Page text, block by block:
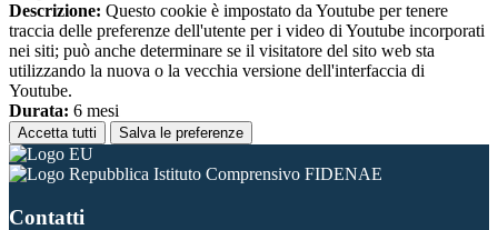
Descrizione: Questo cookie è impostato da Youtube per tenere
traccia delle preferenze dell'utente per i video di Youtube incorporati
nei siti; può anche determinare se il visitatore del sito web sta
utilizzando la nuova o la vecchia versione dell'interfaccia di
Youtube.
Durata: 6 mesi
Accetta tutti Salva le preferenze
Istituto Comprensivo FIDENAE
Contatti